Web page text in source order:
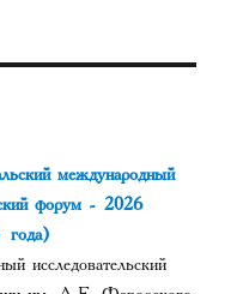
международный
форум - 2026
года)
исследовательский